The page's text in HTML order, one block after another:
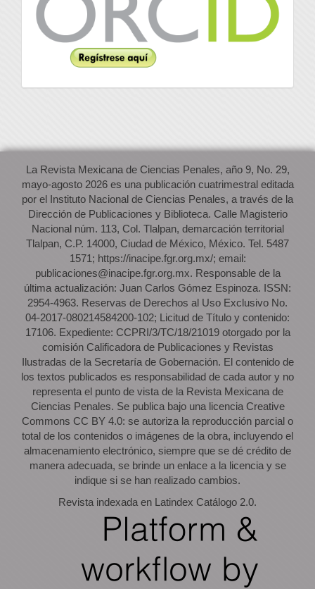
La Revista Mexicana de Ciencias Penales, año 9, No. 29,
mayo-agosto 2026 es una publicación cuatrimestral editada
por el Instituto Nacional de Ciencias Penales, a través de la
Dirección de Publicaciones y Biblioteca. Calle Magisterio
Nacional núm. 113, Col. Tlalpan, demarcación territorial
Tlalpan, C.P. 14000, Ciudad de México, México. Tel. 5487
1571; https://inacipe.fgr.org.mx/; email:
publicaciones@inacipe.fgr.org.mx. Responsable de la
última actualización: Juan Carlos Gómez Espinoza. ISSN:
2954-4963. Reservas de Derechos al Uso Exclusivo No.
04-2017-080214584200-102; Licitud de Título y contenido:
17106. Expediente: CCPRI/3/TC/18/21019 otorgado por la
comisión Calificadora de Publicaciones y Revistas
Ilustradas de la Secretaría de Gobernación. El contenido de
los textos publicados es responsabilidad de cada autor y no
representa el punto de vista de la Revista Mexicana de
Ciencias Penales. Se publica bajo una licencia Creative
Commons CC BY 4.0: se autoriza la reproducción parcial o
total de los contenidos o imágenes de la obra, incluyendo el
almacenamiento electrónico, siempre que se dé crédito de
manera adecuada, se brinde un enlace a la licencia y se
indique si se han realizado cambios.
Revista indexada en Latindex Catálogo 2.0.